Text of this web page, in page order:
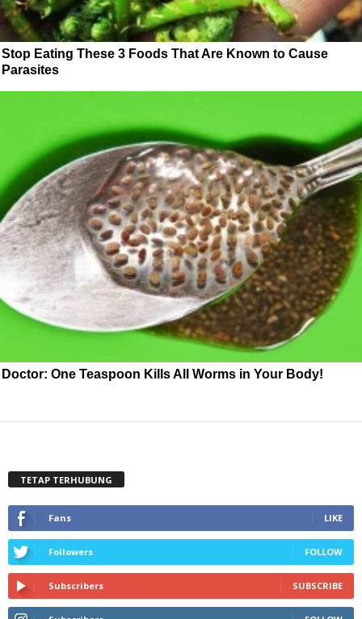
Stop Eating These 3 Foods That Are Known to Cause
Parasites
Doctor: One Teaspoon Kills All Worms in Your Body!
TETAP TERHUBUNG
Fans LIKE
Followers FOLLOW
Subscribers SUBSCRIBE